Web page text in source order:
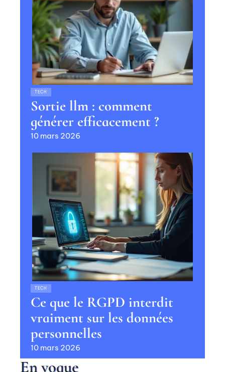
TECH
Sortie llm : comment
générer efficacement ?
10 mars 2026
TECH
Ce que le RGPD interdit
vraiment sur les données
personnelles
10 mars 2026
En vogue